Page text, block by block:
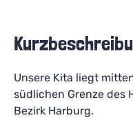
Unsere Kita liegt
südlichen Grenze des
Bezirk Harburg.